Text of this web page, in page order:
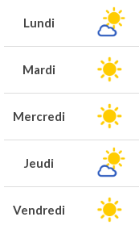
Lundi
Mardi
Mercredi
Jeudi
Vendredi